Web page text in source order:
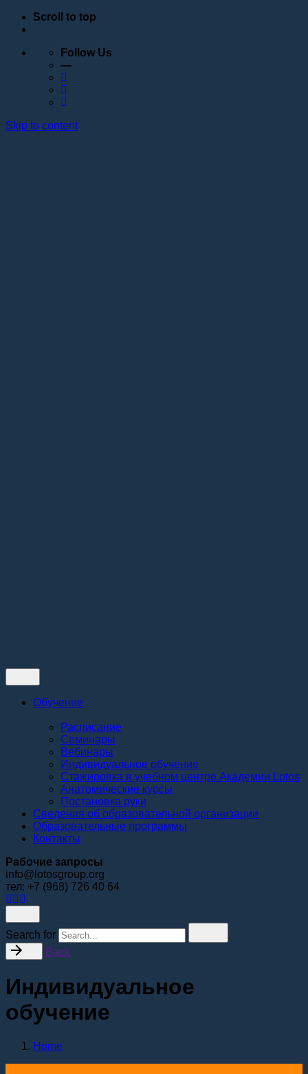
Scroll to top
Follow Us
—
Skip to content
Обучение
Расписание
Семинары
Вебинары
Индивидуальное обучение
Стажировка в учебном центре Академии Lotos
Анатомические курсы
Постановка руки
Сведения об образовательной организации
Образовательные программы
Контакты
Рабочие запросы
info@lotosgroup.org
тел: +7 (968) 726 40 64
Search for
Back
Индивидуальное
обучение
Home